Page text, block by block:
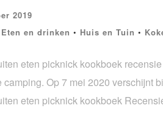
2019
Eten en drinken • Huis en Tuin •
eten picknick kookboek
camping. Op 7 mei 2020 verschijnt
eten picknick kookboek